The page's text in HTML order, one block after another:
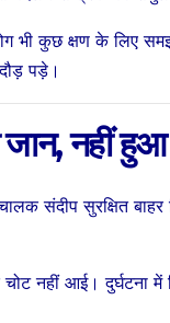
भी कुछ क्षण के लिए
पड़े।
नहीं हुआ
संदीप सुरक्षित
चोट नहीं आई।